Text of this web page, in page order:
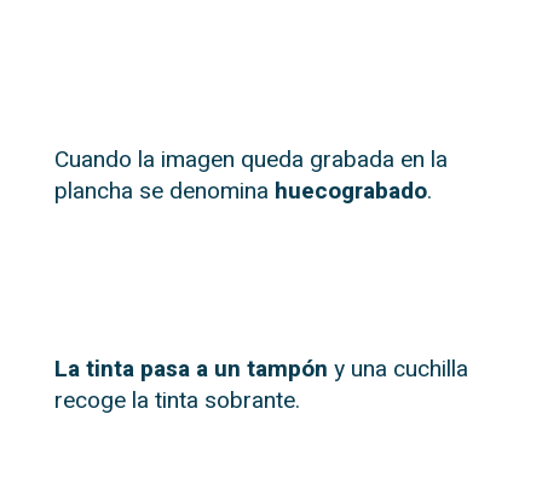
Cuando la imagen queda grabada en la
plancha se denomina huecograbado.
La tinta pasa a un tampón y una cuchilla
recoge la tinta sobrante.